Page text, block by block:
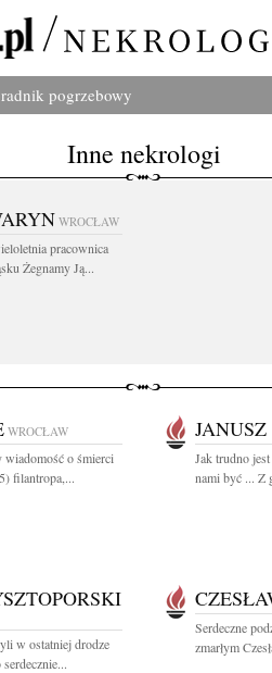
pogrzebowy
Inne nekrologi
WROCŁAW
pracownica
Żegnamy Ją...
WROCŁAW
wiadomość o śmierci
filantropa,...
Jak trudno
nami być ... Z
w ostatniej drodze
Serdeczne
zmarłym